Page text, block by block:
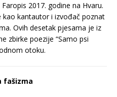
2017. godine na Hvaru.
kao kantautor i izvođač poznat
Ovih desetak pjesama je iz
zbirke poezije “Samo psi
otoku.
fašizma